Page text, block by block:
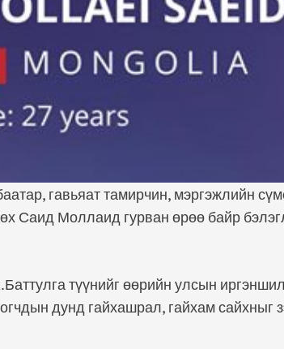
гавьяат тамирчин, мэргэжлийн
Саид Моллаид гурван өрөө байр
түүнийг өөрийн улсын
дунд гайхашрал, гайхам сайхныг